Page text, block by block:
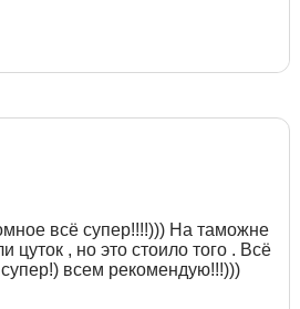
всё супер!!!!))) На таможне
цуток , но это стоило того . Всё
всем рекомендую!!!)))